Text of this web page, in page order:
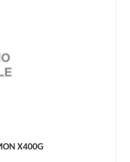
X400G